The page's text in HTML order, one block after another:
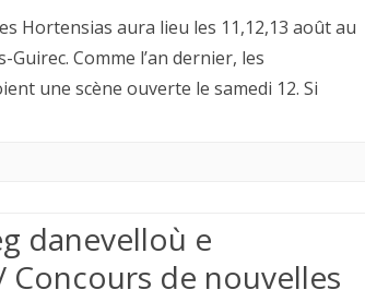
Hortensias aura lieu les 11,12,13 août au
Comme l’an dernier, les
une scène ouverte le samedi 12. Si
danevelloù e
Concours de nouvelles